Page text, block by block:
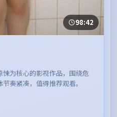
98:42
为核心的影视作品，围绕危
奏紧凑，值得推荐观看。